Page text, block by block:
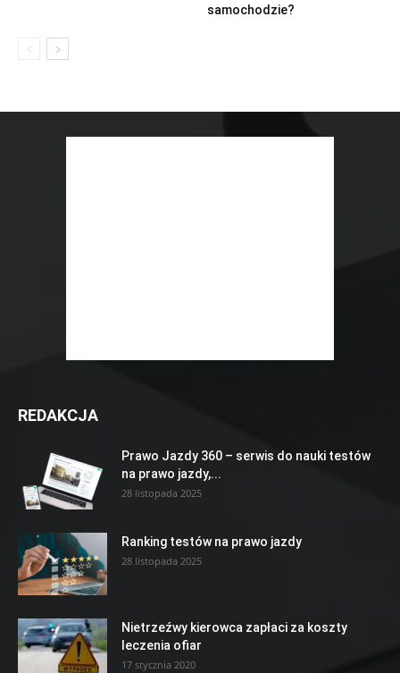
samochodzie?
REDAKCJA
Prawo Jazdy 360 – serwis do nauki testów
na prawo jazdy,...
28 listopada 2025
Ranking testów na prawo jazdy
28 listopada 2025
Nietrzeźwy kierowca zapłaci za koszty
leczenia ofiar
17 stycznia 2020